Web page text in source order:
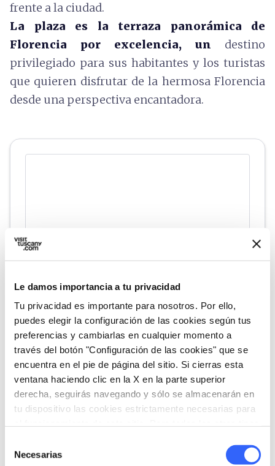
Le damos importancia a tu privacidad
Tu privacidad es importante para nosotros. Por ello,
puedes elegir la configuración de las cookies según tus
preferencias y cambiarlas en cualquier momento a
través del botón "Configuración de las cookies" que se
encuentra en el pie de página del sitio. Si cierras esta
ventana haciendo clic en la X en la parte superior
derecha, seguirás navegando y sólo se almacenarán en
tu dispositivo las cookies estrictamente necesarias para
Necesarias
frente a la ciudad.
La plaza es la terraza panorámica de
Florencia por excelencia, un destino
privilegiado para sus habitantes y los turistas
que quieren disfrutar de la hermosa Florencia
desde una perspectiva encantadora.
directions Indicaciones
Informaciones
home Dónde
Firenze
Piazzale Michelangelo, 50125 Firenze,